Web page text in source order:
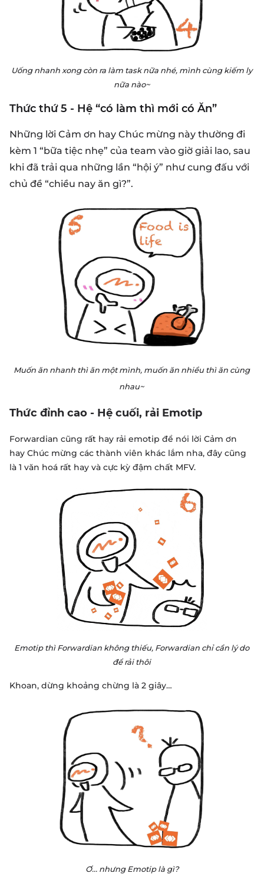
Uống nhanh xong còn ra làm task nữa nhé, mình cùng kiếm ly
nữa nào~
Thức thứ 5 - Hệ “có làm thì mới có Ăn”
Những lời Cảm ơn hay Chúc mừng này thường đi
kèm 1 “bữa tiệc nhẹ” của team vào giờ giải lao, sau
khi đã trải qua những lần “hội ý” như cung đấu với
chủ đề “chiều nay ăn gì?”.
Muốn ăn nhanh thì ăn một mình, muốn ăn nhiều thì ăn cùng
nhau~
Thức đỉnh cao - Hệ cuối, rải Emotip
Forwardian cũng rất hay rải emotip để nói lời Cảm ơn
hay Chúc mừng các thành viên khác lắm nha, đây cũng
là 1 văn hoá rất hay và cực kỳ đậm chất MFV.
Emotip thì Forwardian không thiếu, Forwardian chỉ cần lý do
để rải thôi
Khoan, dừng khoảng chừng là 2 giây…
Ơ… nhưng Emotip là gì?